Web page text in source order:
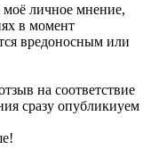
личное мнение,
в момент
вредоносным или
на соответствие
сразу опубликиуем